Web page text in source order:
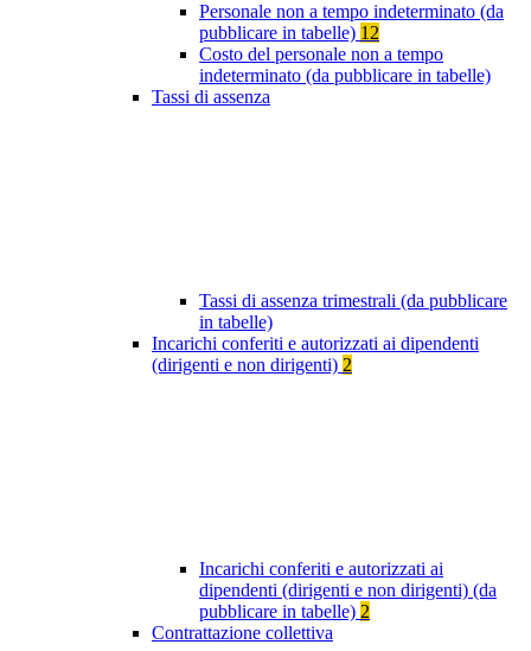
Personale non a tempo indeterminato (da
pubblicare in tabelle) 12
Costo del personale non a tempo
indeterminato (da pubblicare in tabelle)
Tassi di assenza
Tassi di assenza trimestrali (da pubblicare
in tabelle)
Incarichi conferiti e autorizzati ai dipendenti
(dirigenti e non dirigenti) 2
Incarichi conferiti e autorizzati ai
dipendenti (dirigenti e non dirigenti) (da
pubblicare in tabelle) 2
Contrattazione collettiva